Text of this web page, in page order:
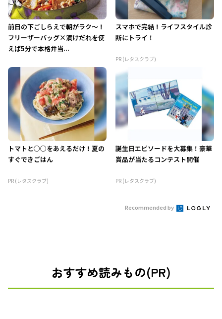
前日の下ごしらえで朝がラク～！
フリーザーバッグ×漬けだれを使
えば5分で本格弁当...
スマホで完結！ライフスタイル診
断にトライ！
PR (レタスクラブ)
トマトと○○をあえるだけ！夏の
すぐできごはん
PR (レタスクラブ)
誕生日エピソードを大募集！豪華
賞品が当たるコンテスト開催
PR (レタスクラブ)
Recommended by
おすすめ読みもの(PR)